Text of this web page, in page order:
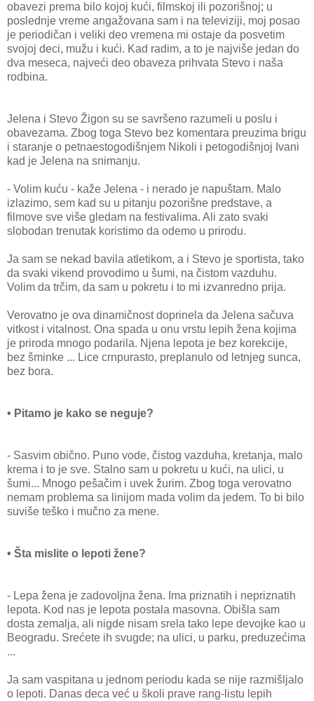
obavezi prema bilo kojoj kući, filmskoj ili pozorišnoj; u
poslednje vreme angažovana sam i na televiziji, moj posao
je periodičan i veliki deo vremena mi ostaje da posvetim
svojoj deci, mužu i kući. Kad radim, a to je najviše jedan do
dva meseca, najveći deo obaveza prihvata Stevo i naša
rodbina.
Jelena i Stevo Žigon su se savršeno razumeli u poslu i
obavezama. Zbog toga Stevo bez komentara preuzima brigu
i staranje o petnaestogodišnjem Nikoli i petogodišnjoj Ivani
kad je Jelena na snimanju.
- Volim kuću - kaže Jelena - i nerado je napuštam. Malo
izlazimo, sem kad su u pitanju pozorišne predstave, a
filmove sve više gledam na festivalima. Ali zato svaki
slobodan trenutak koristimo da odemo u prirodu.
Ja sam se nekad bavila atletikom, a i Stevo je sportista, tako
da svaki vikend provodimo u šumi, na čistom vazduhu.
Volim da trčim, da sam u pokretu i to mi izvanredno prija.
Verovatno je ova dinamičnost doprinela da Jelena sačuva
vitkost i vitalnost. Ona spada u onu vrstu lepih žena kojima
je priroda mnogo podarila. Njena lepota je bez korekcije,
bez šminke ... Lice crnpurasto, preplanulo od letnjeg sunca,
bez bora.
• Pitamo je kako se neguje?
- Sasvim obično. Puno vode, čistog vazduha, kretanja, malo
krema i to je sve. Stalno sam u pokretu u kući, na ulici, u
šumi... Mnogo pešačim i uvek žurim. Zbog toga verovatno
nemam problema sa linijom mada volim da jedem. To bi bilo
suviše teško i mučno za mene.
• Šta mislite o lepoti žene?
- Lepa žena je zadovoljna žena. Ima priznatih i nepriznatih
lepota. Kod nas je lepota postala masovna. Obišla sam
dosta zemalja, ali nigde nisam srela tako lepe devojke kao u
Beogradu. Srećete ih svugde; na ulici, u parku, preduzećima
...
Ja sam vaspitana u jednom periodu kada se nije razmišljalo
o lepoti. Danas deca već u školi prave rang-listu lepih